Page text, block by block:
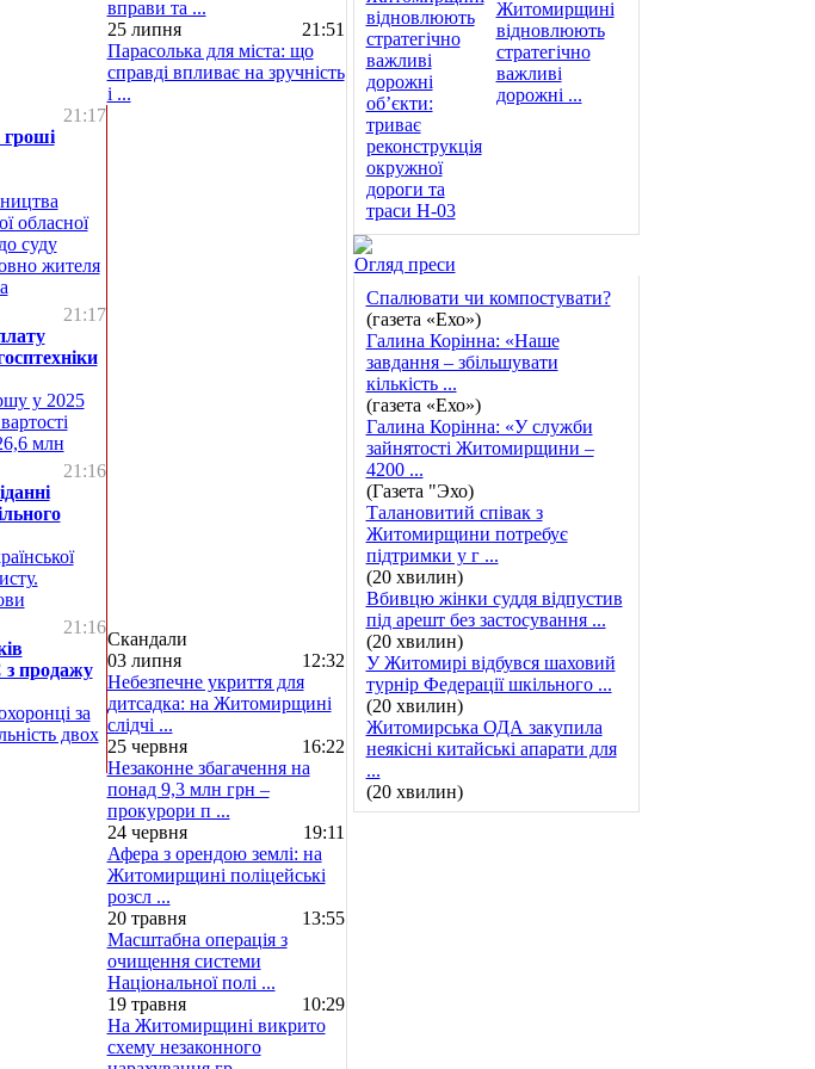
вправи та ...
25 липня
21:51
Парасолька для міста: що
справді впливає на зручність
і ...
21:17
обласної
суду
жителя
21:17
у 2025
млн
21:16
21:16
з продажу
за
двох
Скандали
03 липня
12:32
Небезпечне укриття для
дитсадка: на Житомирщині
слідчі ...
25 червня
16:22
Незаконне збагачення на
понад 9,3 млн грн –
прокурори п ...
24 червня
19:11
Афера з орендою землі: на
Житомирщині поліцейські
розсл ...
20 травня
13:55
Масштабна операція з
очищення системи
Національної полі ...
19 травня
10:29
На Житомирщині викрито
схему незаконного
Житомирщині
відновлюють
стратегічно
важливі
дорожні ...
Огляд преси
Спалювати чи компостувати?
(газета «Ехо»)
Галина Корінна: «Наше
завдання – збільшувати
кількість ...
(газета «Ехо»)
Галина Корінна: «У служби
зайнятості Житомирщини –
4200 ...
(Газета "Эхо)
Талановитий співак з
Житомирщини потребує
підтримки у г ...
(20 хвилин)
Вбивцю жінки суддя відпустив
під арешт без застосування ...
(20 хвилин)
У Житомирі відбувся шаховий
турнір Федерації шкільного ...
(20 хвилин)
Житомирська ОДА закупила
неякісні китайські апарати для
...
(20 хвилин)